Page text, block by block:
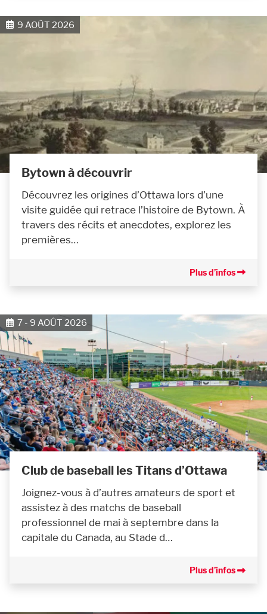
9 AOÛT 2026
Bytown à découvrir
Découvrez les origines d’Ottawa lors d’une
visite guidée qui retrace l’histoire de Bytown. À
travers des récits et anecdotes, explorez les
premières…
Plus d’infos
7 - 9 AOÛT 2026
Club de baseball les Titans d’Ottawa
Joignez-vous à d’autres amateurs de sport et
assistez à des matchs de baseball
professionnel de mai à septembre dans la
capitale du Canada, au Stade d…
Plus d’infos